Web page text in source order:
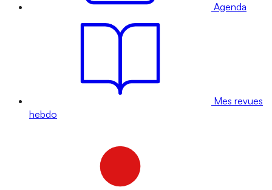
Agenda
Mes revues
hebdo